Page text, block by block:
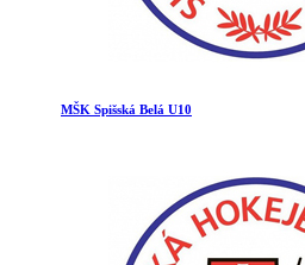
MŠK Spišská Belá U10